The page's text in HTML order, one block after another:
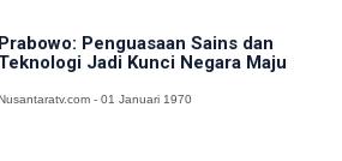
Prabowo: Penguasaan Sains dan
Teknologi Jadi Kunci Negara Maju
- 01 Januari 1970